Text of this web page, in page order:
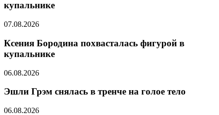
купальнике
07.08.2026
Ксения Бородина похвасталась фигурой в
купальнике
06.08.2026
Эшли Грэм снялась в тренче на голое тело
06.08.2026